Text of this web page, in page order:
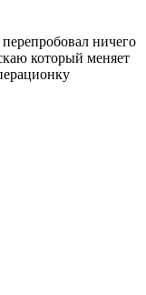
ничего
который меняет